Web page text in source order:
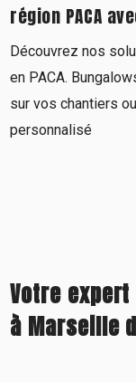
région PACA
Découvrez nos
en PACA.
sur vos chantiers
personnalisé
Votre
à Marseille